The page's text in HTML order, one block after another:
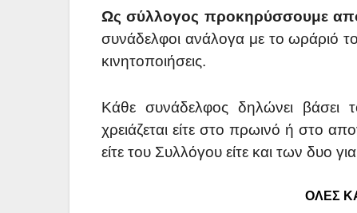
Ως σύλλογος προκηρύσσουμε
συνάδελφοι ανάλογα με το ωράριό
κινητοποιήσεις.
Κάθε συνάδελφος δηλώνει βάσει
χρειάζεται είτε στο πρωινό ή στο
είτε του Συλλόγου είτε και των δυο
ΟΛΕΣ